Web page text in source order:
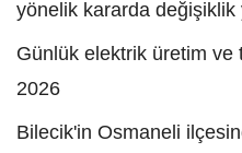
yönelik kararda değişiklik
Günlük elektrik üretim ve
2026
Bilecik'in Osmaneli